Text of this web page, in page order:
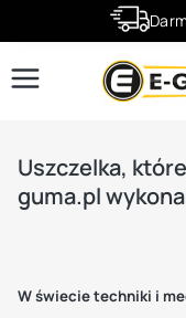
Uszczelka,
guma.pl
W świecie techniki i